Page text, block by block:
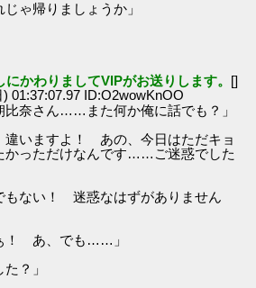
ゃ帰りましょうか」
にかわりましてVIPがお送りします。 []
01:37:07.97 ID:O2wowKnOO
比奈さん……また何か俺に話でも？」
いますよ！ あの、今日はただキョ
かっただけなんです……ご迷惑でした
もない！ 迷惑なはずがありません
！ あ、でも……」
？」